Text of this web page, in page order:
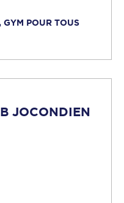
GYM POUR TOUS
JOCONDIEN